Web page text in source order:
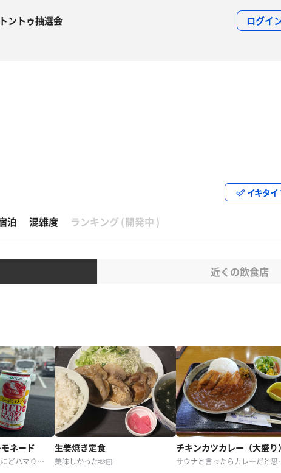
トントゥ抽選会 ログイ
イキタイ
泊 混雑度 ランキング (開発中 )
近くの飲食店
ネード
いつものマッチ！ 夏にどハマりしたレッドレモネード！
生姜焼き定食
美味しかった🫶🏻
チキンカツカレー（大盛り）
サウナと言ったら